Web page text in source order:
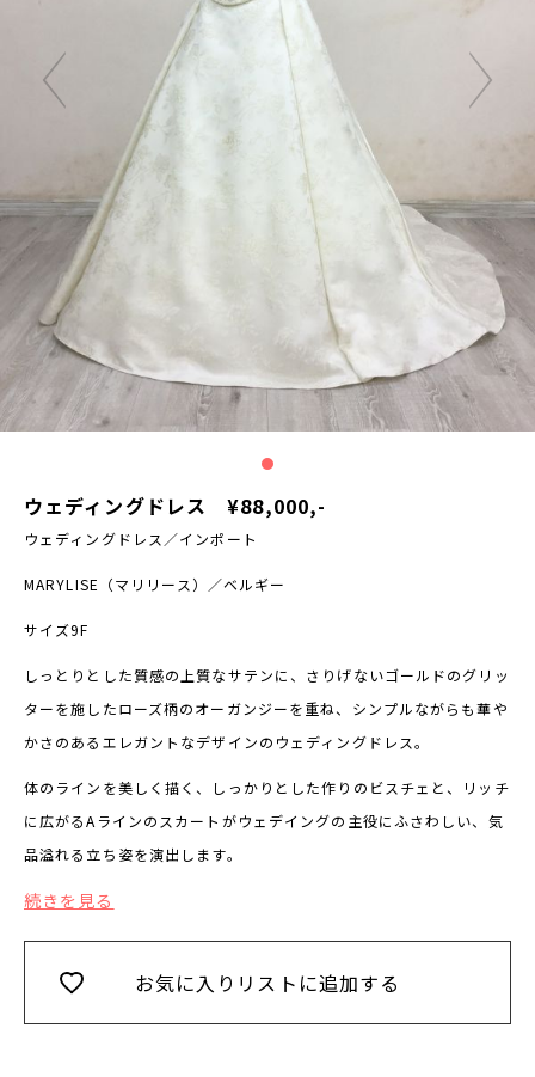
ウェディングドレス ¥88,000,-
ウェディングドレス／インポート
MARYLISE（マリリース）／ベルギー
サイズ9F
しっとりとした質感の上質なサテンに、さりげないゴールドのグリッ
ターを施したローズ柄のオーガンジーを重ね、シンプルながらも華や
かさのあるエレガントなデザインのウェディングドレス。
体のラインを美しく描く、しっかりとした作りのビスチェと、リッチ
に広がるAラインのスカートがウェデイングの主役にふさわしい、気
品溢れる立ち姿を演出します。
続きを見る
お気に入りリストに追加する